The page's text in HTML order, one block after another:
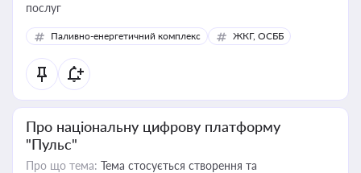
послуг
Паливно-енергетичний комплекс ЖКГ, ОСББ
Про національну цифрову платформу
"Пульс"
Про що тема: Тема стосується створення та